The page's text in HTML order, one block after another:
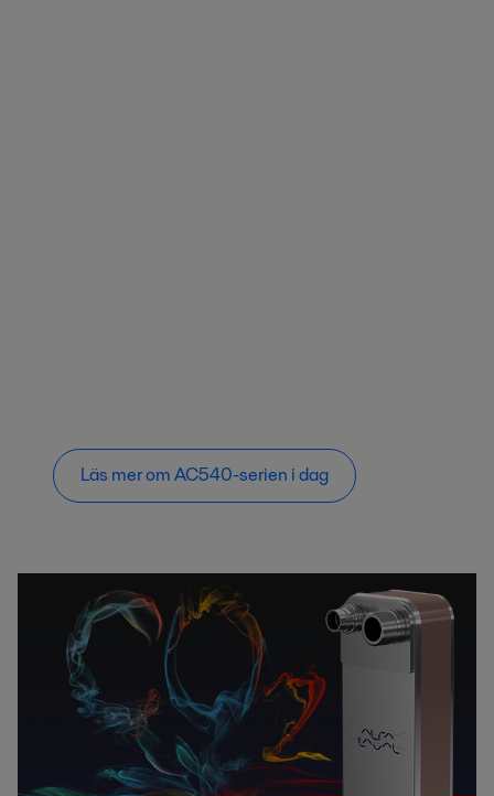
Läs mer om AC540-serien i dag